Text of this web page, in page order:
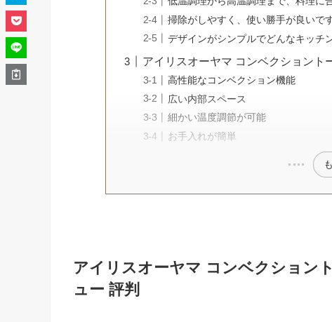
掃除がしやすく、使い勝手が良いで
デザインがシンプルでどんなキッチ
アイリスオーヤマ コンベクショント
高性能なコンベクション機能
広い内部スペース
細かい温度調節が可能
お手入れが簡単
アイリスオーヤマ コンベクション
ュー 評判